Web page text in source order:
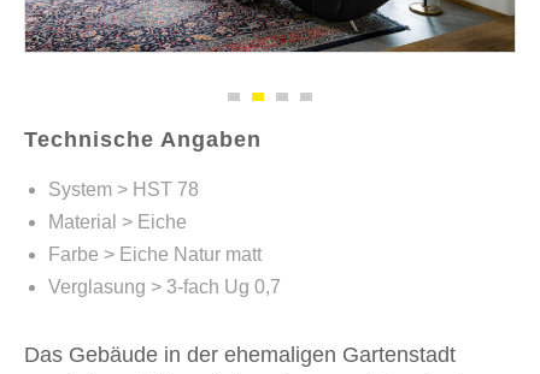
Technische Angaben
System > HST 78
Material > Eiche
Farbe > Eiche Natur matt
Verglasung > 3-fach Ug 0,7
Das Gebäude in der ehemaligen Gartenstadt